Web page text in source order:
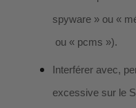
spyware » ou «
ou « pcms »).
Interférer avec,
excessive sur le